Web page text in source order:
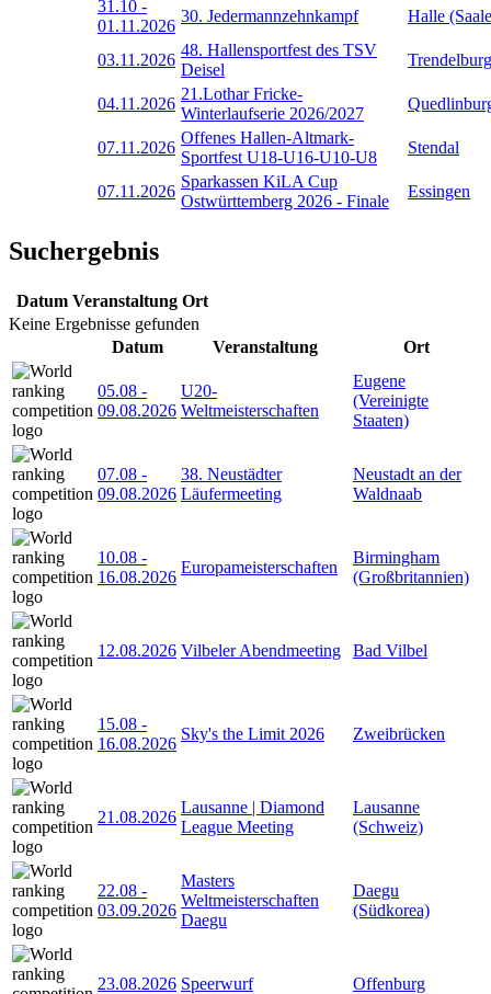
31.10 -
01.11.2026
30. Jedermannzehnkampf Halle
03.11.2026
48. Hallensportfest des TSV
Deisel
Trendelburg
04.11.2026
21.Lothar Fricke-
Winterlaufserie 2026/2027
07.11.2026
Offenes Hallen-Altmark-
Sportfest U18-U16-U10-U8
Stendal
07.11.2026
Sparkassen KiLA Cup
Ostwürttemberg 2026 - Finale
Essingen
Suchergebnis
Datum Veranstaltung Ort
Keine Ergebnisse gefunden
Datum
Veranstaltung Ort
05.08 -
09.08.2026
U20-
Weltmeisterschaften
Eugene
(Vereinigte
Staaten)
07.08 -
09.08.2026
38. Neustädter
Läufermeeting
Neustadt an der
Waldnaab
10.08 -
16.08.2026
Europameisterschaften
Birmingham
(Großbritannien)
12.08.2026 Vilbeler Abendmeeting Bad Vilbel
15.08 -
16.08.2026
Sky's the Limit 2026 Zweibrücken
21.08.2026
Lausanne | Diamond
League Meeting
Lausanne
(Schweiz)
22.08 -
03.09.2026
Masters
Weltmeisterschaften
Daegu
Daegu
(Südkorea)
23.08.2026 Speerwurf Offenburg